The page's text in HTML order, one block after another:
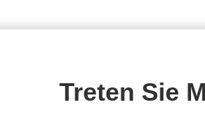
Treten Sie